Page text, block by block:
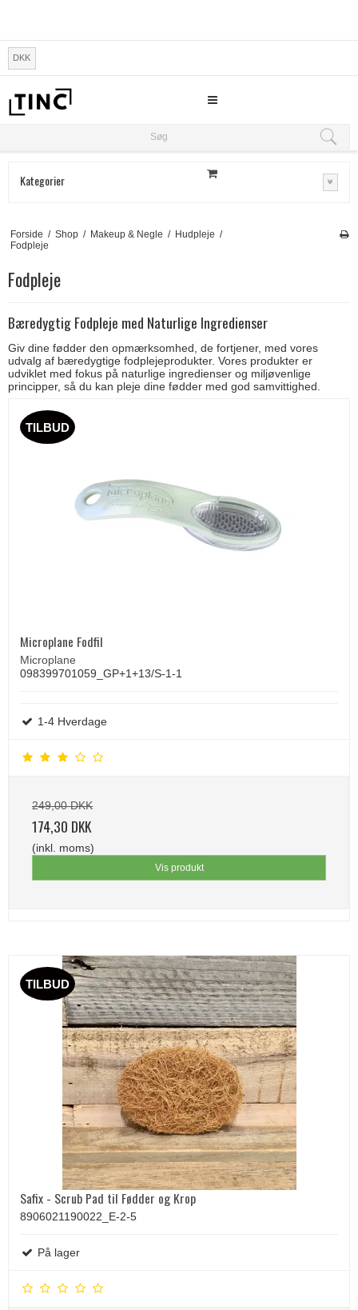
DKK
Søg
Kategorier
Forside / Shop / Makeup & Negle / Hudpleje /
Fodpleje
Fodpleje
Bæredygtig Fodpleje med Naturlige Ingredienser
Giv dine fødder den opmærksomhed, de fortjener, med vores
udvalg af bæredygtige fodplejeprodukter. Vores produkter er
udviklet med fokus på naturlige ingredienser og miljøvenlige
principper, så du kan pleje dine fødder med god samvittighed.
TILBUD
Microplane Fodfil
Microplane
098399701059_GP+1+13/S-1-1
1-4 Hverdage
249,00 DKK
174,30 DKK
(inkl. moms)
Vis produkt
TILBUD
Safix - Scrub Pad til Fødder og Krop
8906021190022_E-2-5
På lager